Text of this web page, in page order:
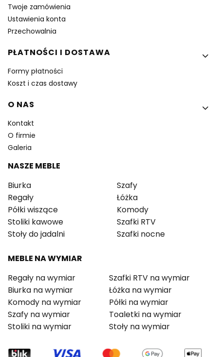
Twoje zamówienia
Ustawienia konta
Przechowalnia
PŁATNOŚCI I DOSTAWA
Formy płatności
Koszt i czas dostawy
O NAS
Kontakt
O firmie
Galeria
NASZE MEBLE
Biurka
Regały
Półki wiszące
Stoliki kawowe
Stoły do jadalni
Szafy
Łóżka
Komody
Szafki RTV
Szafki nocne
MEBLE NA WYMIAR
Regały na wymiar
Biurka na wymiar
Komody na wymiar
Szafy na wymiar
Stoliki na wymiar
Szafki RTV na wymiar
Łóżka na wymiar
Półki na wymiar
Toaletki na wymiar
Stoły na wymiar